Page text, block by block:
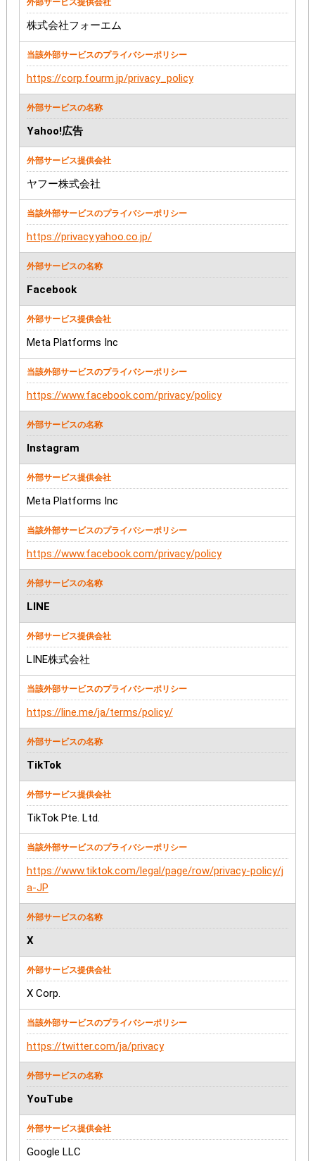
株式会社フォーエム
https://corp.fourm.jp/privacy_policy
Yahoo!広告
ヤフー株式会社
https://privacy.yahoo.co.jp/
Facebook
Meta Platforms Inc
https://www.facebook.com/privacy/policy
Instagram
Meta Platforms Inc
https://www.facebook.com/privacy/policy
LINE
LINE株式会社
https://line.me/ja/terms/policy/
TikTok
TikTok Pte. Ltd.
https://www.tiktok.com/legal/page/row/privacy-policy/j
a-JP
X
X Corp.
https://twitter.com/ja/privacy
YouTube
Google LLC